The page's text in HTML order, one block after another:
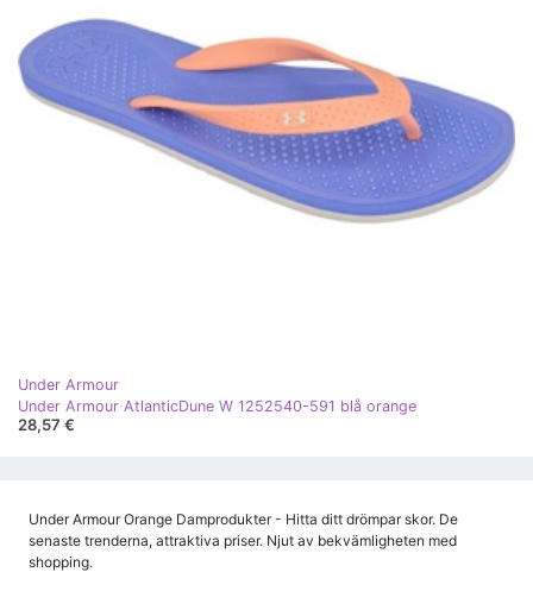
Under Armour
Under Armour AtlanticDune W 1252540-591 blå orange
28,57 €
Under Armour Orange Damprodukter - Hitta ditt drömpar skor. De
senaste trenderna, attraktiva priser. Njut av bekvämligheten med
shopping.